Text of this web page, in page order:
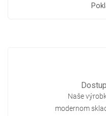
Naše
modernom